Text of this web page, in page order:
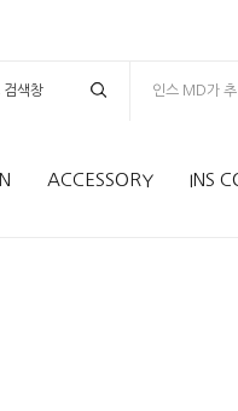
인스 MD가
ACCESSORY INS